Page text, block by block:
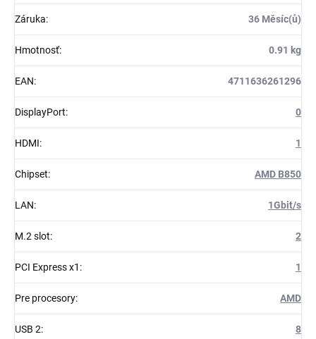
Záruka: 36 Měsíc(ů)
Hmotnosť: 0.91 kg
EAN: 4711636261296
DisplayPort: 0
HDMI: 1
Chipset: AMD B850
LAN: 1Gbit/s
M.2 slot: 2
PCI Express x1 : 1
Pre procesory: AMD
USB 2: 8